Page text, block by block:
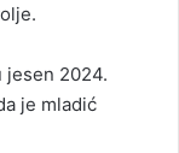
jesen 2024.
je mladić